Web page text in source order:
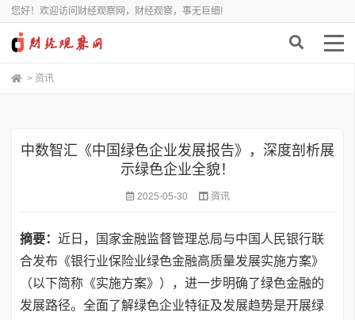
您好！欢迎访问财经观察网，财经观察，事无巨细!
> 资讯
中数智汇《中国绿色企业发展报告》，深度剖析展
示绿色企业全貌！
2025-05-30 资讯
摘要： 近日，国家金融监督管理总局与中国人民银行联
合发布《银行业保险业绿色金融高质量发展实施方案》
（以下简称《实施方案》），进一步明确了绿色金融的
发展路径。全面了解绿色企业特征及发展趋势是开展绿